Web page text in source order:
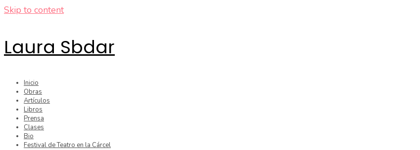
Skip to content
Laura Sbdar
Inicio
Obras
Artículos
Libros
Prensa
Clases
Bio
Festival de Teatro en la Cárcel